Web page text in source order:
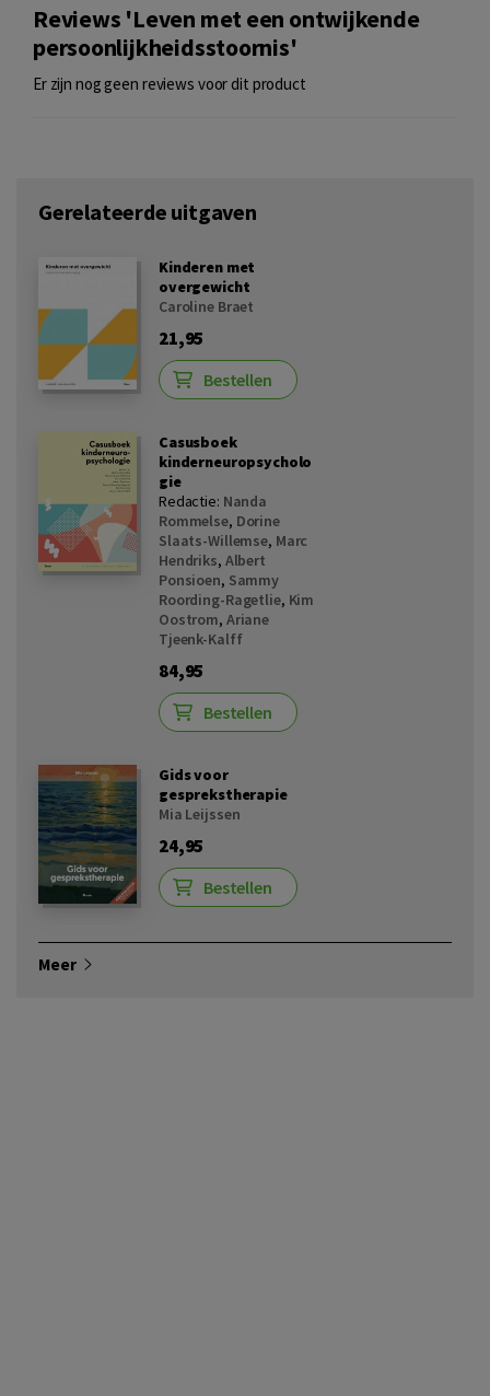
Reviews 'Leven met een ontwijkende
persoonlijkheidsstoornis'
Er zijn nog geen reviews voor dit product
Gerelateerde uitgaven
Kinderen met
overgewicht
Caroline Braet
21,95
Bestellen
Casusboek
kinderneuropsycholo
gie
Redactie: Nanda
Rommelse, Dorine
Slaats-Willemse, Marc
Hendriks, Albert
Ponsioen, Sammy
Roording-Ragetlie, Kim
Oostrom, Ariane
Tjeenk-Kalff
84,95
Bestellen
Gids voor
gesprekstherapie
Mia Leijssen
24,95
Bestellen
Meer